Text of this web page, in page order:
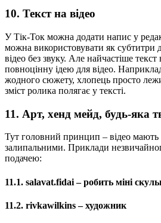
10. Текст на відео
У Тік-Ток можна додати напис у
можна використовувати як субтитри
відео без звуку. Але найчастіше
повноцінну ідею для відео.
жодного сюжету, хлопець просто
зміст ролика полягає у тексті.
11. Арт, хенд мейд, будь-яка
Тут головний принцип – відео мають
залипальними. Приклади
подачею:
11.1. salavat.fidai – робить міні
11.2. rivkawilkins – художник